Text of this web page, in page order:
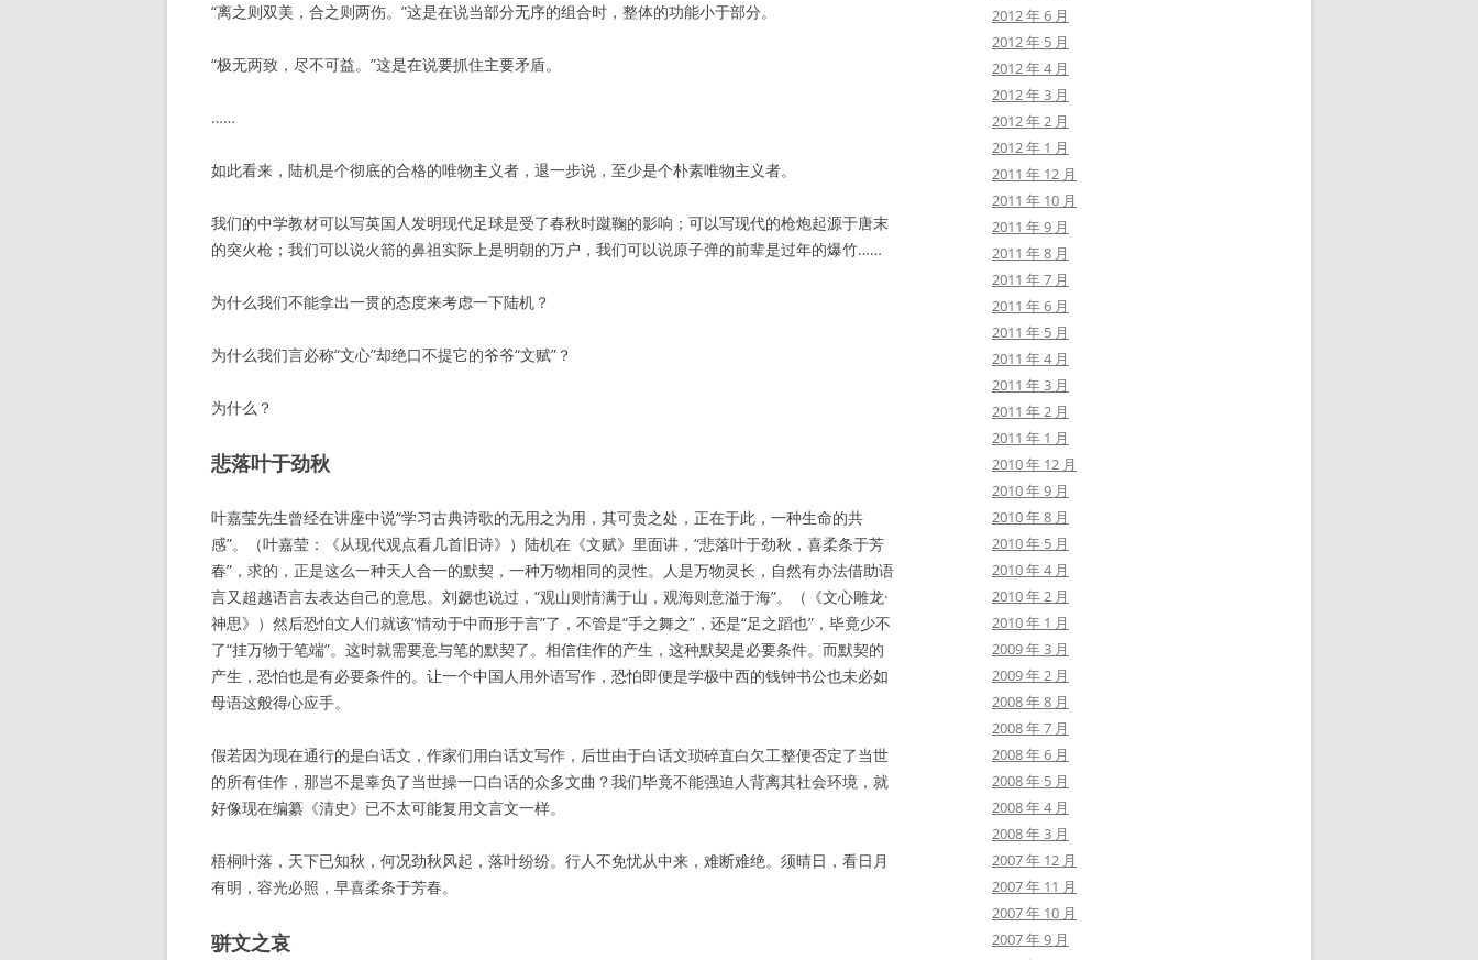
“离之则双美，合之则两伤。”这是在说当部分无序的组合时，整体的功能小于部分。
“极无两致，尽不可益。”这是在说要抓住主要矛盾。
……
如此看来，陆机是个彻底的合格的唯物主义者，退一步说，至少是个朴素唯物主义者。
我们的中学教材可以写英国人发明现代足球是受了春秋时蹴鞠的影响；可以写现代的枪炮起源于唐末
的突火枪；我们可以说火箭的鼻祖实际上是明朝的万户，我们可以说原子弹的前辈是过年的爆竹……
为什么我们不能拿出一贯的态度来考虑一下陆机？
为什么我们言必称“文心”却绝口不提它的爷爷“文赋”？
为什么？
悲落叶于劲秋
叶嘉莹先生曾经在讲座中说“学习古典诗歌的无用之为用，其可贵之处，正在于此，一种生命的共
感”。（叶嘉莹：《从现代观点看几首旧诗》）陆机在《文赋》里面讲，“悲落叶于劲秋，喜柔条于芳
春”，求的，正是这么一种天人合一的默契，一种万物相同的灵性。人是万物灵长，自然有办法借助语
言又超越语言去表达自己的意思。刘勰也说过，“观山则情满于山，观海则意溢于海”。（《文心雕龙·
神思》）然后恐怕文人们就该“情动于中而形于言”了，不管是“手之舞之”，还是“足之蹈也”，毕竟少不
了“挂万物于笔端”。这时就需要意与笔的默契了。相信佳作的产生，这种默契是必要条件。而默契的
产生，恐怕也是有必要条件的。让一个中国人用外语写作，恐怕即便是学极中西的钱钟书公也未必如
母语这般得心应手。
假若因为现在通行的是白话文，作家们用白话文写作，后世由于白话文琐碎直白欠工整便否定了当世
的所有佳作，那岂不是辜负了当世操一口白话的众多文曲？我们毕竟不能强迫人背离其社会环境，就
好像现在编纂《清史》已不太可能复用文言文一样。
梧桐叶落，天下已知秋，何况劲秋风起，落叶纷纷。行人不免忧从中来，难断难绝。须晴日，看日月
有明，容光必照，早喜柔条于芳春。
骈文之哀
2012 年 6 月
2012 年 5 月
2012 年 4 月
2012 年 3 月
2012 年 2 月
2012 年 1 月
2011 年 12 月
2011 年 10 月
2011 年 9 月
2011 年 8 月
2011 年 7 月
2011 年 6 月
2011 年 5 月
2011 年 4 月
2011 年 3 月
2011 年 2 月
2011 年 1 月
2010 年 12 月
2010 年 9 月
2010 年 8 月
2010 年 5 月
2010 年 4 月
2010 年 2 月
2010 年 1 月
2009 年 3 月
2009 年 2 月
2008 年 8 月
2008 年 7 月
2008 年 6 月
2008 年 5 月
2008 年 4 月
2008 年 3 月
2007 年 12 月
2007 年 11 月
2007 年 10 月
2007 年 9 月